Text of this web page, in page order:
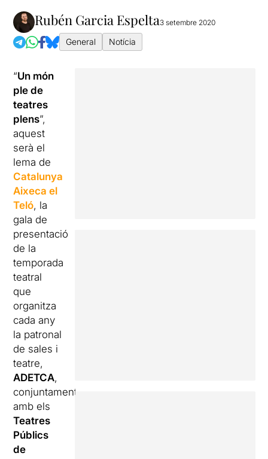
Rubén Garcia Espelta3 setembre 2020
General Notícia
“Un món
ple de
teatres
plens”,
aquest
serà el
lema de
Catalunya
Aixeca el
Teló, la
gala de
presentació
de la
temporada
teatral
que
organitza
cada any
la patronal
de sales i
teatre,
ADETCA,
conjuntament
amb els
Teatres
Públics
de